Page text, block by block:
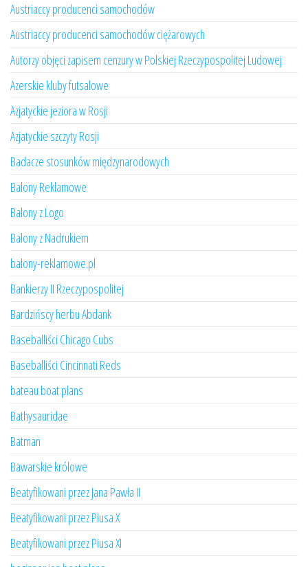
Austriaccy producenci samochodów
Austriaccy producenci samochodów ciężarowych
Autorzy objęci zapisem cenzury w Polskiej Rzeczypospolitej Ludowej
Azerskie kluby futsalowe
Azjatyckie jeziora w Rosji
Azjatyckie szczyty Rosji
Badacze stosunków międzynarodowych
Balony Reklamowe
Balony z Logo
Balony z Nadrukiem
balony-reklamowe.pl
Bankierzy II Rzeczypospolitej
Bardzińscy herbu Abdank
Baseballiści Chicago Cubs
Baseballiści Cincinnati Reds
bateau boat plans
Bathysauridae
Batman
Bawarskie królowe
Beatyfikowani przez Jana Pawła II
Beatyfikowani przez Piusa X
Beatyfikowani przez Piusa XI